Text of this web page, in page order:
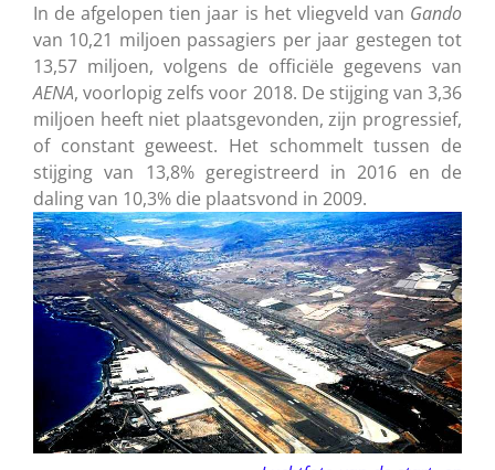
In de afgelopen tien jaar is het vliegveld van Gando
van 10,21 miljoen passagiers per jaar gestegen tot
13,57 miljoen, volgens de officiële gegevens van
AENA, voorlopig zelfs voor 2018. De stijging van 3,36
miljoen heeft niet plaatsgevonden,zijn progressief,
of constant geweest. Het schommelt tussen de
stijging van 13,8% geregistreerd in 2016 en de
daling van 10,3% die plaatsvond in 2009.